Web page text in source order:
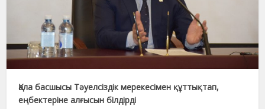
Қала басшысы Тәуелсіздік мерекесімен құттықтап,
еңбектеріне алғысын білдірді